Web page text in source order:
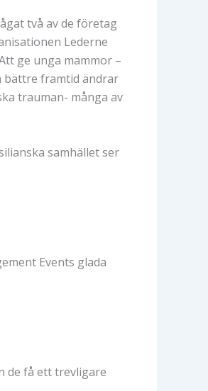
två av de företag
Lederne
ge unga mammor –
bättre framtid ändrar
trauman- många av
samhället ser
Events glada
de få ett trevligare